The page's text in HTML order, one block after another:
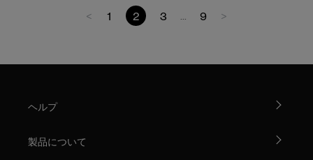
< 1 2 3 9 >
ヘルプ
製品について